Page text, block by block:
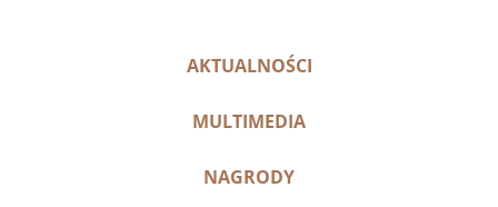
AKTUALNOŚCI
MULTIMEDIA
NAGRODY